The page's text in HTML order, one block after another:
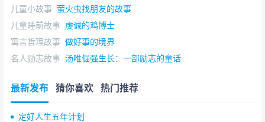
儿童小故事 萤火虫找朋友的故事
儿童睡前故事 虔诚的鸡博士
寓言哲理故事 做好事的境界
名人励志故事 汤唯倔强生长：一部励志的童话
最新发布 猜你喜欢 热门推荐
定好人生五年计划